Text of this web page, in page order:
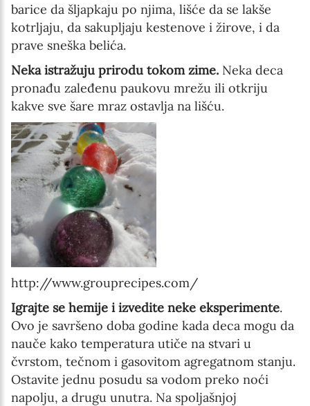
barice da šljapkaju po njima, lišće da se lakše
kotrljaju, da sakupljaju kestenove i žirove, i da
prave sneška belića.
Neka istražuju prirodu tokom zime. Neka deca
pronađu zaleđenu paukovu mrežu ili otkriju
kakve sve šare mraz ostavlja na lišću.
http://www.grouprecipes.com/
Igrajte se hemije i izvedite neke eksperimente.
Ovo je savršeno doba godine kada deca mogu da
nauče kako temperatura utiče na stvari u
čvrstom, tečnom i gasovitom agregatnom stanju.
Ostavite jednu posudu sa vodom preko noći
napolju, a drugu unutra. Na spoljašnjoj